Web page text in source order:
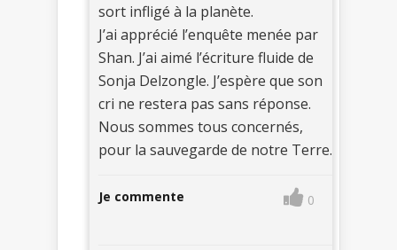
sort infligé à la planète.
J’ai apprécié l’enquête menée par
Shan. J’ai aimé l’écriture fluide de
Sonja Delzongle. J’espère que son
cri ne restera pas sans réponse.
Nous sommes tous concernés,
pour la sauvegarde de notre Terre.
Je commente 0